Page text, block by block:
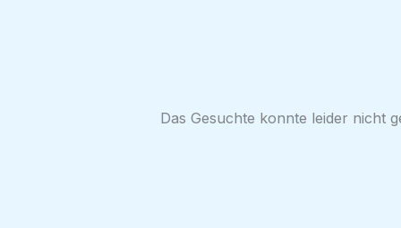
Das Gesuchte konnte leider nicht